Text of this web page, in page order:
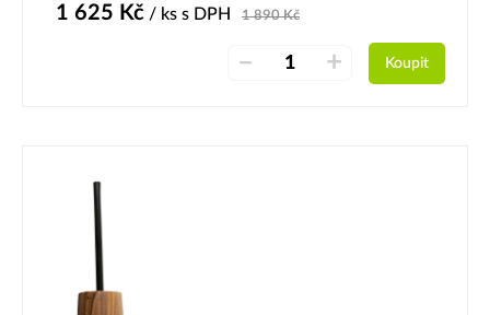
1 625 Kč / ks s DPH 1 890Kč
– + Koupit